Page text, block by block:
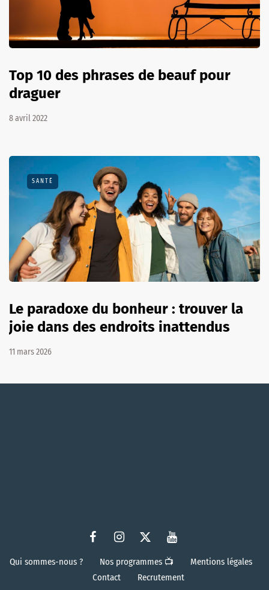
Top 10 des phrases de beauf pour
draguer
8 avril 2022
SANTÉ
Le paradoxe du bonheur : trouver la
joie dans des endroits inattendus
11 mars 2026
Qui sommes-nous ? Nos programmes 📺
Mentions légales
Contact
Recrutement